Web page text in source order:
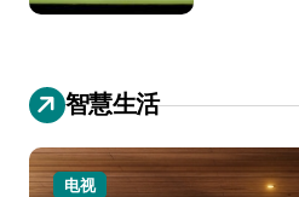
智慧生活
电视